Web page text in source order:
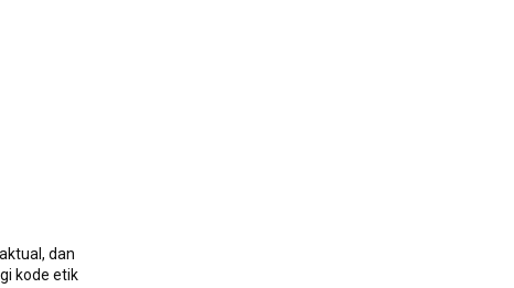
dan
kode etik